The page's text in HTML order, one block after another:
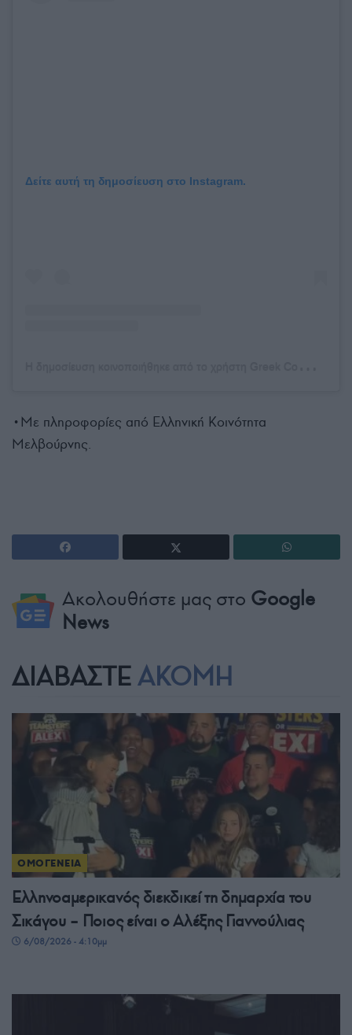
Δείτε αυτή τη δημοσίευση στο Instagram.
•Με πληροφορίες από Ελληνική Κοινότητα
Μελβούρνης.
Ακολουθήστε μας στο Google
News
ΔΙΑΒΑΣΤΕ ΑΚΟΜΗ
ΟΜΟΓΕΝΕΙΑ
Ελληνοαμερικανός διεκδικεί τη δημαρχία του
Σικάγου – Ποιος είναι ο Αλέξης Γιαννούλιας
6/08/2026 - 4:10μμ